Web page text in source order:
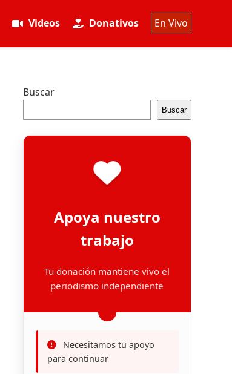
Videos Donativos En Vivo
Buscar
Buscar
Apoya nuestro
trabajo
Tu donación mantiene vivo el
periodismo independiente
Necesitamos tu apoyo
para continuar